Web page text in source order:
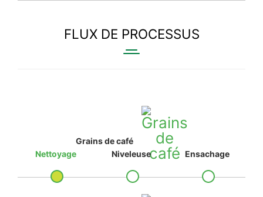
FLUX DE PROCESSUS
Grains de café
Nettoyage
Niveleuse Ensachage